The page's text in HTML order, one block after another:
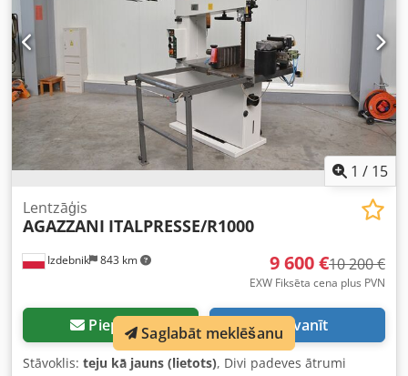
kW CE sertifikāts
1 / 15
Izdebnik 843 km
Lentzāģis
AGAZZANI ITALPRESSE/R1000
9 600 €10 200 €
EXW Fiksēta cena plus PVN
Pieprasīt Zvanīt
Stāvoklis: teju kā jauns (lietots), Divi padeves ātrumi
Saglabāt meklēšanu